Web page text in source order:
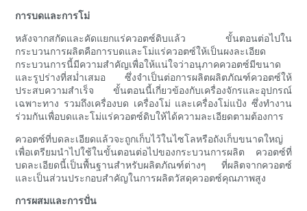
การบดและการโม่
หลังจากสกัดและคัดแยกแร่ควอตซ์ดิบแล้ว ขั้นตอนต่อไปใน
กระบวนการผลิตคือการบดและโม่แร่ควอตซ์ให้เป็นผงละเอียด
กระบวนการนี้มีความสำคัญเพื่อให้แน่ใจว่าอนุภาคควอตซ์มีขนาด
และรูปร่างที่สม่ำเสมอ ซึ่งจำเป็นต่อการผลิตผลิตภัณฑ์ควอตซ์ให้
ประสบความสำเร็จ ขั้นตอนนี้เกี่ยวข้องกับเครื่องจักรและอุปกรณ์
เฉพาะทาง รวมถึงเครื่องบด เครื่องโม่ และเครื่องโม่แป้ง ซึ่งทำงาน
ร่วมกันเพื่อบดและโม่แร่ควอตซ์ดิบให้ได้ความละเอียดตามต้องการ
ควอตซ์ที่บดละเอียดแล้วจะถูกเก็บไว้ในไซโลหรือถังเก็บขนาดใหญ่
เพื่อเตรียมนำไปใช้ในขั้นตอนต่อไปของกระบวนการผลิต ควอตซ์ที่
บดละเอียดนี้เป็นพื้นฐานสำหรับผลิตภัณฑ์ต่างๆ ที่ผลิตจากควอตซ์
และเป็นส่วนประกอบสำคัญในการผลิตวัสดุควอตซ์คุณภาพสูง
การผสมและการปั่น